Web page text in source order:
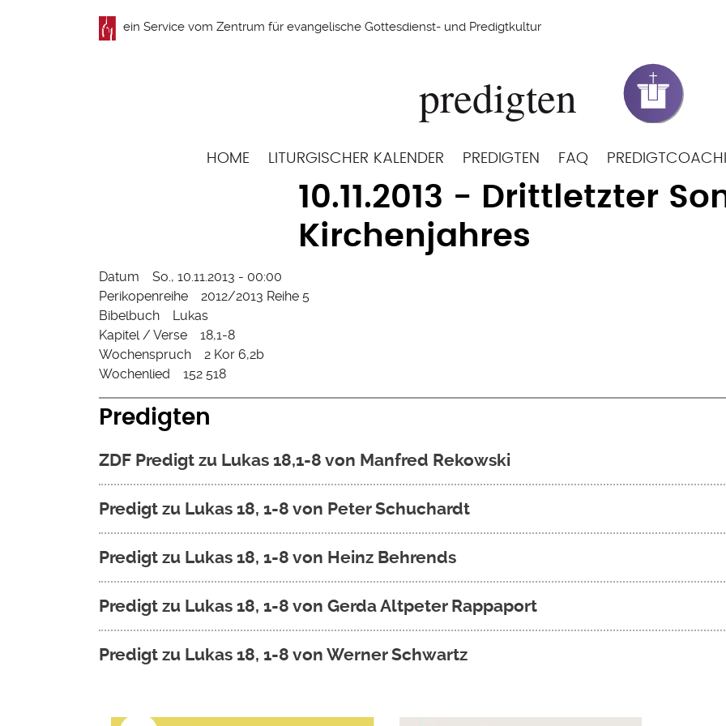
ein Service vom Zentrum für evangelische Gottesdienst- und Predigtkultur
Hauptnavigation
HOME LITURGISCHER KALENDER PREDIGTEN FAQ
10.11.2013 - Drittletzter
Kirchenjahres
Datum
So., 10.11.2013 - 00:00
Perikopenreihe
2012/2013 Reihe 5
Bibelbuch
Lukas
Kapitel / Verse
18,1-8
Wochenspruch
2 Kor 6,2b
Wochenlied
152 518
Predigten
ZDF Predigt zu Lukas 18,1-8 von Manfred Rekowski
Predigt zu Lukas 18, 1-8 von Peter Schuchardt
Predigt zu Lukas 18, 1-8 von Heinz Behrends
Predigt zu Lukas 18, 1-8 von Gerda Altpeter Rappaport
Predigt zu Lukas 18, 1-8 von Werner Schwartz